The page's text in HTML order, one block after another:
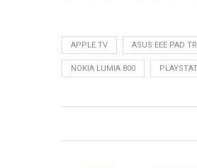
APPLE TV ASUS EEE PAD
NOKIA LUMIA 800